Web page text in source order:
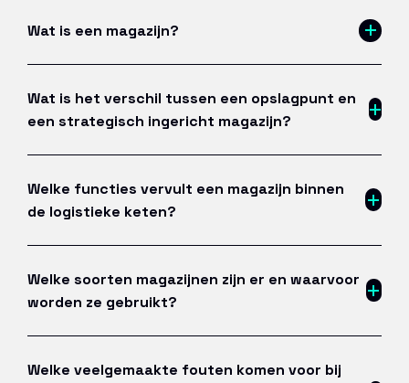
Wat is een magazijn?
Wat is het verschil tussen een opslagpunt en
een strategisch ingericht magazijn?
Welke functies vervult een magazijn binnen
de logistieke keten?
Welke soorten magazijnen zijn er en waarvoor
worden ze gebruikt?
Welke veelgemaakte fouten komen voor bij